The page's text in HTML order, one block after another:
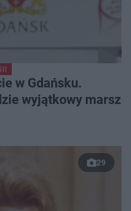
w Gdańsku.
wyjątkowy marsz
29